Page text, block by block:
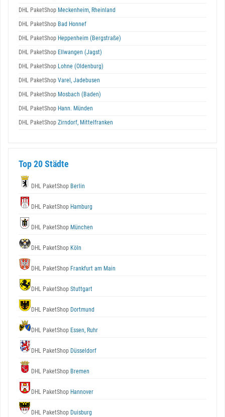
DHL PaketShop Meckenheim, Rheinland
DHL PaketShop Bad Honnef
DHL PaketShop Heppenheim (Bergstraße)
DHL PaketShop Ellwangen (Jagst)
DHL PaketShop Lohne (Oldenburg)
DHL PaketShop Varel, Jadebusen
DHL PaketShop Mosbach (Baden)
DHL PaketShop Hann. Münden
DHL PaketShop Zirndorf, Mittelfranken
Top 20 Städte
DHL PaketShop Berlin
DHL PaketShop Hamburg
DHL PaketShop München
DHL PaketShop Köln
DHL PaketShop Frankfurt am Main
DHL PaketShop Stuttgart
DHL PaketShop Dortmund
DHL PaketShop Essen, Ruhr
DHL PaketShop Düsseldorf
DHL PaketShop Bremen
DHL PaketShop Hannover
DHL PaketShop Duisburg